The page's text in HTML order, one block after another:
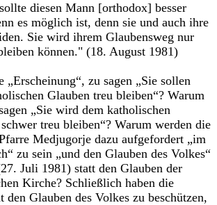
diesen Mann [orthodox] besser
es möglich ist, denn sie und auch ihre
Sie wird ihrem Glaubensweg nur
können." (18. August 1981)
„Erscheinung“, zu sagen „Sie sollen
Glauben treu bleiben“? Warum
„Sie wird dem katholischen
treu bleiben“? Warum werden die
Medjugorje dazu aufgefordert „im
zu sein „und den Glauben des Volkes“
Juli 1981) statt den Glauben der
Kirche? Schließlich haben die
den Glauben des Volkes zu beschützen,